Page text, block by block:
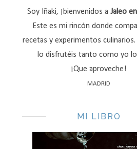
Soy Iñaki, ¡bienvenidos a Jaleo
Este es mi rincón donde
recetas y experimentos culinarios.
lo disfrutéis tanto como yo lo
¡Que aproveche!
MADRID
MI LIBRO